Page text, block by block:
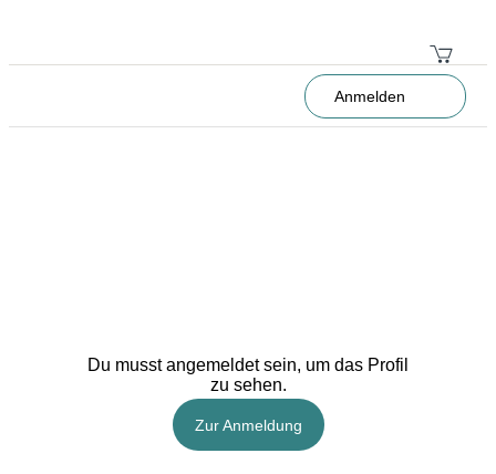
Anmelden
Du musst angemeldet sein, um das Profil
zu sehen.
Zur Anmeldung